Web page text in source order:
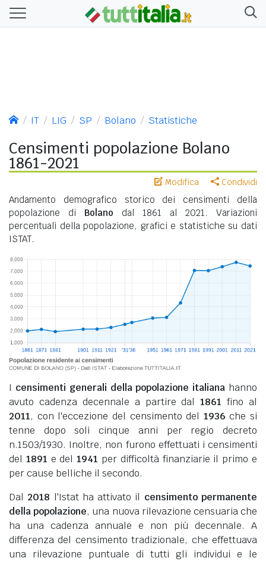
IT LIG SP Bolano Statistiche
Censimenti popolazione Bolano
1861-2021
Modifica Condividi
Andamento demografico storico dei censimenti della
popolazione di Bolano dal 1861 al 2021. Variazioni
percentuali della popolazione, grafici e statistiche su dati
ISTAT.
I censimenti generali della popolazione italiana hanno
avuto cadenza decennale a partire dal1861 fino al
2011, con l'eccezione del censimento del 1936 che si
tenne dopo soli cinque anni per regio decreto
n.1503/1930. Inoltre, non furono effettuati i censimenti
del 1891 e del1941 per difficoltà finanziarie il primo e
per cause belliche il secondo.
Dal 2018 l'Istat ha attivato il censimento permanente
della popolazione, una nuova rilevazione censuaria che
ha una cadenza annuale e non più decennale. A
differenza del censimento tradizionale, che effettuava
una rilevazione puntuale di tutti gli individui e le